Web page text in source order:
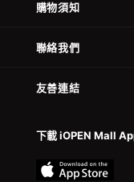
購物須知
聯絡我們
友善連結
下載 iOPEN Mall